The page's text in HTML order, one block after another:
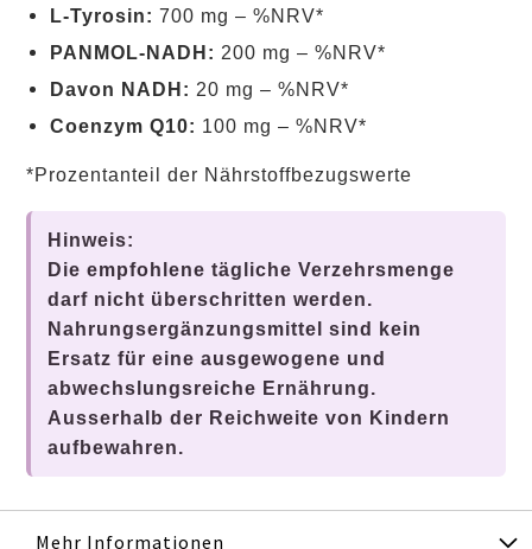
L‑Tyrosin: 700 mg – %NRV*
PANMOL‑NADH: 200 mg – %NRV*
Davon NADH: 20 mg – %NRV*
Coenzym Q10: 100 mg – %NRV*
*Prozentanteil der Nährstoffbezugswerte
Hinweis:
Die empfohlene tägliche Verzehrsmenge
darf nicht überschritten werden.
Nahrungsergänzungsmittel sind kein
Ersatz für eine ausgewogene und
abwechslungsreiche Ernährung.
Ausserhalb der Reichweite von Kindern
aufbewahren.
Mehr Informationen